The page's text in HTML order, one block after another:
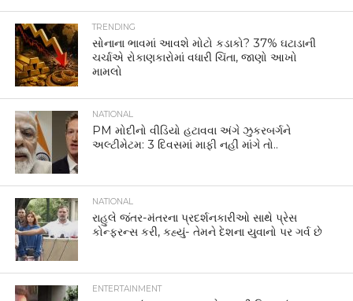
TRENDING
સોનાના ભાવમાં આવશે મોટો કડાકો? 37% ઘટાડાની
ચર્ચાએ રોકાણકારોમાં વધારી ચિંતા, જાણો આખો
મામલો
NATIONAL
PM મોદીનો વીડિયો હટાવવા અંગે ઝુકરબર્ગને
અલ્ટીમેટમ: 3 દિવસમાં માફી નહીં માંગે તો..
NATIONAL
રાહુલે જંતર-મંતરના પ્રદર્શનકારીઓ સાથે પ્રેસ
કોન્ફરન્સ કરી, કહ્યું- તેમને દેશના યુવાનો પર ગર્વ છે
ENTERTAINMENT